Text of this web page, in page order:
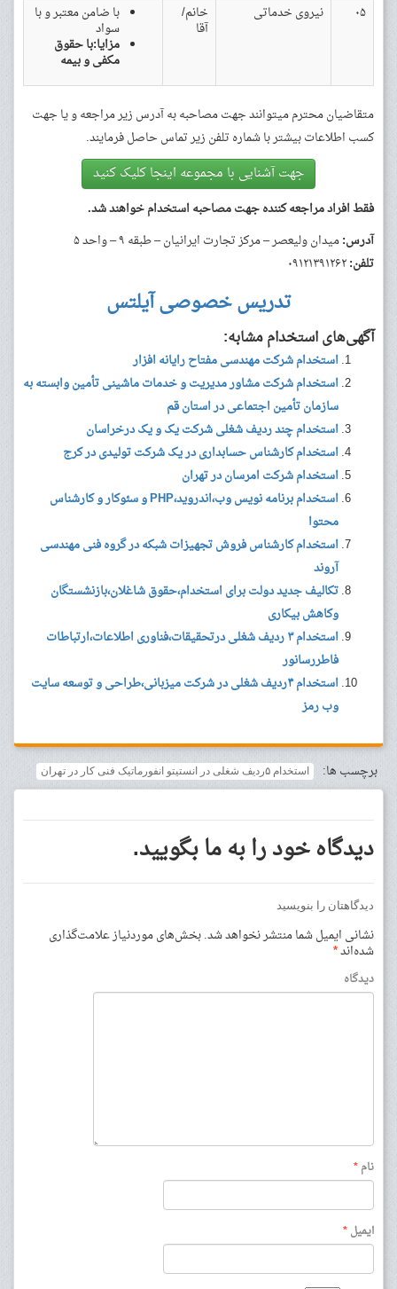
۰۵
نیروی خدماتی خانم/
آقا
با ضامن معتبر و با
سواد
مزایا:با حقوق
مکفی و بیمه
متقاضیان محترم میتوانند جهت مصاحبه به آدرس زیر مراجعه و یا جهت
کسب اطلاعات بیشتر با شماره تلفن زیر تماس حاصل فرمایند.
جهت آشنایی با مجموعه اینجا کلیک کنید
فقط افراد مراجعه کننده جهت مصاحبه استخدام خواهند شد.
آدرس:میدان ولیعصر – مرکز تجارت ایرانیان – طبقه ۹ – واحد ۵
تلفن:۰۹۱۲۱۳۹۱۲۶۲
تدریس خصوصی آیلتس
آگهی‌های استخدام مشابه:
استخدام شرکت مهندسی مفتاح رایانه افزار
استخدام شرکت مشاور مدیریت و خدمات ماشینی تأمین وابسته به
سازمان تأمین اجتماعی در استان قم
استخدام چند ردیف شغلی شرکت یک و یک درخراسان
استخدام کارشناس حسابداری در یک شرکت تولیدی در کرج
استخدام شرکت امرسان در تهران
استخدام برنامه نویس وب،اندروید،PHP و سئوکار و کارشناس
محتوا
استخدام کارشناس فروش تجهیزات شبکه در گروه فنی مهندسی
آروند
تکالیف جدید دولت برای استخدام،حقوق شاغلان،بازنشستگان
وکاهش بیکاری
استخدام ۳ ردیف شغلی درتحقیقات،فناوری اطلاعات،ارتباطات
فاطررسانور
استخدام ۴ردیف شغلی در شرکت میزبانی،طراحی و توسعه سایت
وب رمز
برچسب ها: استخدام ۵ردیف شغلی در انستیتو انفورماتیک فنی کار در تهران
دیدگاه خود را به ما بگویید.
دیدگاهتان را بنویسید
نشانی ایمیل شما منتشر نخواهد شد.بخش‌های موردنیاز علامت‌گذاری
شده‌اند*
دیدگاه
نام*
ایمیل*